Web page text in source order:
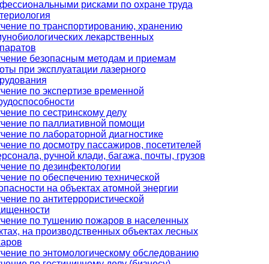
рисками по охране труда
по транспортированию, хранению
лекарственных
безопасным методам и приемам
при эксплуатации лазерного
по экспертизе временной
по сестринскому делу
по паллиативной помощи
по лабораторной диагностике
по досмотру пассажиров, посетителей
ручной клади, багажа, почты, грузов
по дезинфектологии
по обеспечению технической
на объектах атомной энергии
по антитеррористической
по тушению пожаров в населенных
на производственных объектах лесных
по энтомологическому обследованию